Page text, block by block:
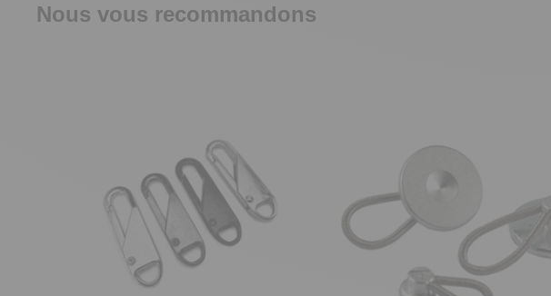
Nous vous recommandons